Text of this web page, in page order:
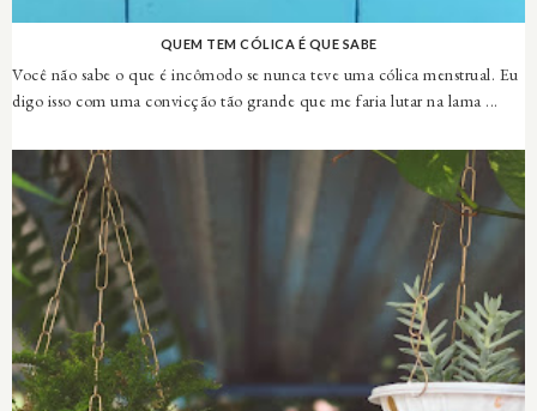
QUEM TEM CÓLICA É QUE SABE
Você não sabe o que é incômodo se nunca teve uma cólica menstrual. Eu
digo isso com uma convicção tão grande que me faria lutar na lama ...